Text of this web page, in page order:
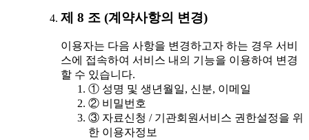
제 8 조 (계약사항의 변경)
이용자는 다음 사항을 변경하고자 하는 경우 서비
스에 접속하여 서비스 내의 기능을 이용하여 변경
할 수 있습니다.
① 성명 및 생년월일, 신분, 이메일
② 비밀번호
③ 자료신청 / 기관회원서비스 권한설정을 위
한 이용자정보